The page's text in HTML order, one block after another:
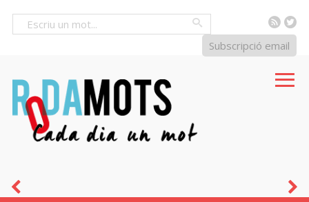
RSS
Subscripció email
regalar-